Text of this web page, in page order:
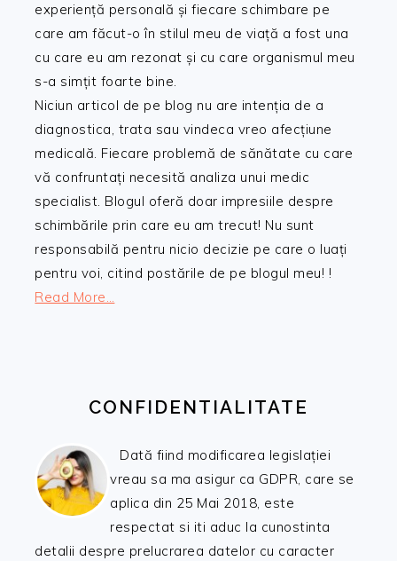
experiență personală și fiecare schimbare pe
care am făcut-o în stilul meu de viață a fost una
cu care eu am rezonat și cu care organismul meu
s-a simțit foarte bine.
Niciun articol de pe blog nu are intenția de a
diagnostica, trata sau vindeca vreo afecțiune
medicală. Fiecare problemă de sănătate cu care
vă confruntați necesită analiza unui medic
specialist. Blogul oferă doar impresiile despre
schimbările prin care eu am trecut! Nu sunt
responsabilă pentru nicio decizie pe care o luați
pentru voi, citind postările de pe blogul meu! !
Read More…
CONFIDENTIALITATE
Dată fiind modificarea legislației
vreau sa ma asigur ca GDPR, care se
aplica din 25 Mai 2018, este
respectat si iti aduc la cunostinta
detalii despre prelucrarea datelor cu caracter